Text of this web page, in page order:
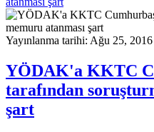
Yayınlanma tarihi: Ağu 25, 2016
YÖDAK'a KKTC
tarafından
şart